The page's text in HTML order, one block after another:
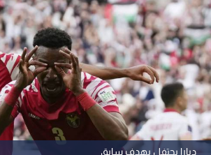
ديارا يحتفل بهدف سابق